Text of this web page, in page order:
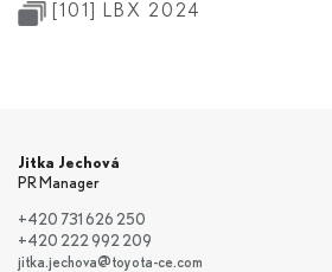
[101] LBX 2024
Jitka Jechová
PR Manager
+420 731 626 250
+420 222 992 209
jitka.jechova@toyota-ce.com